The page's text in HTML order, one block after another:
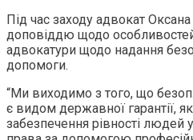
Під час заходу адвокат
доповіддю щодо
адвокатури щодо надання
допомоги.
“Ми виходимо з того, що
є видом державної гарантії,
забезпечення рівності людей